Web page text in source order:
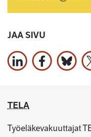
JAA SIVU
Jaa LinkedInissä
Jaa Jaa
TELA
Työeläkevakuuttajat